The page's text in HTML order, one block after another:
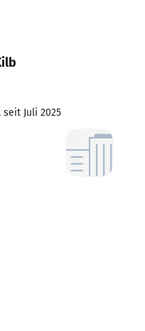
seit Juli 2025